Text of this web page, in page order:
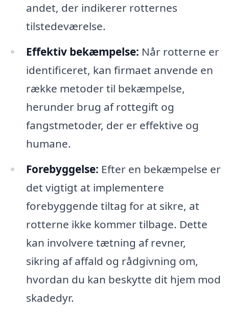
andet, der indikerer rotternes
tilstedeværelse.
Effektiv bekæmpelse: Når rotterne er
identificeret, kan firmaet anvende en
række metoder til bekæmpelse,
herunder brug af rottegift og
fangstmetoder, der er effektive og
humane.
Forebyggelse: Efter en bekæmpelse er
det vigtigt at implementere
forebyggende tiltag for at sikre, at
rotterne ikke kommer tilbage. Dette
kan involvere tætning af revner,
sikring af affald og rådgivning om,
hvordan du kan beskytte dit hjem mod
skadedyr.